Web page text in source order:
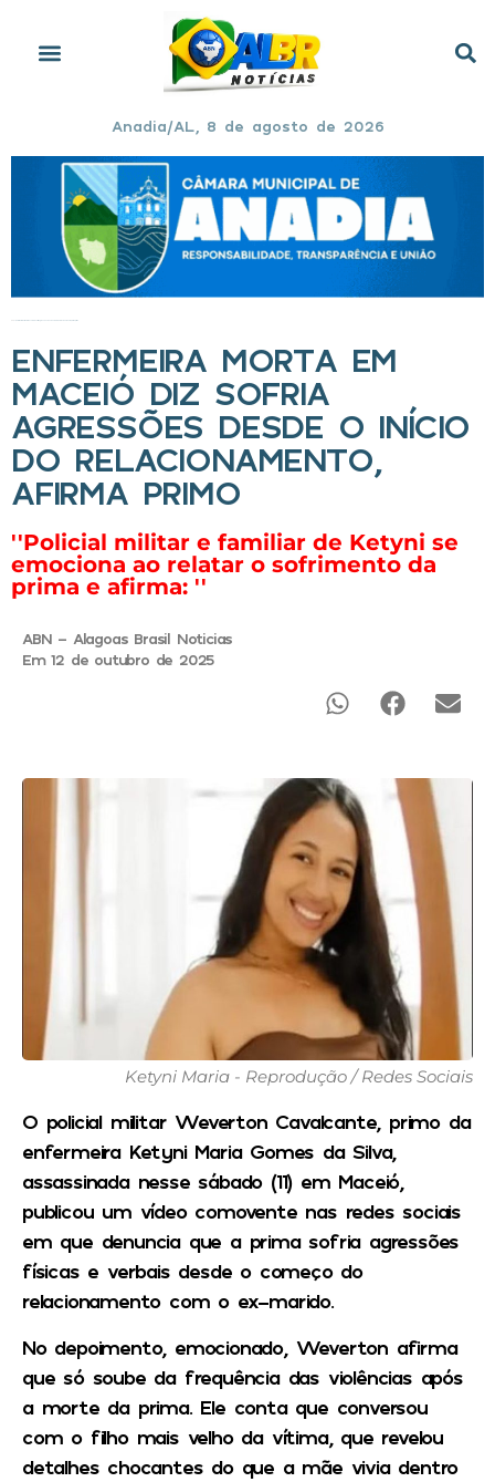
Anadia/AL, 8 de agosto de 2026
ENFERMEIRA MORTA EM
MACEIÓ DIZ SOFRIA
AGRESSÕES DESDE O INÍCIO
DO RELACIONAMENTO,
AFIRMA PRIMO
''Policial militar e familiar de Ketyni se
emociona ao relatar o sofrimento da
prima e afirma: ''
ABN - Alagoas Brasil Noticias
Em 12 de outubro de 2025
Ketyni Maria - Reprodução / Redes Sociais
O policial militar Weverton Cavalcante, primo da
enfermeira Ketyni Maria Gomes da Silva,
assassinada nesse sábado (11) em Maceió,
publicou um vídeo comovente nas redes sociais
em que denuncia que a prima sofria agressões
físicas e verbais desde o começo do
relacionamento com o ex-marido.
No depoimento, emocionado, Weverton afirma
que só soube da frequência das violências após
a morte da prima. Ele conta que conversou
com o filho mais velho da vítima, que revelou
detalhes chocantes do que a mãe vivia dentro